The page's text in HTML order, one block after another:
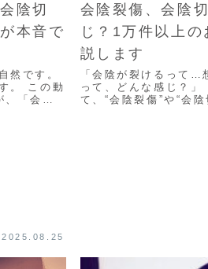
陰切
本音で
然です。
。 この動
「会陰
2025.08.25
会陰裂傷、会陰
じ？1万件以上
説します
「会陰が裂けるって…
って、どんな感じ？」
て、“会陰裂傷”や“会